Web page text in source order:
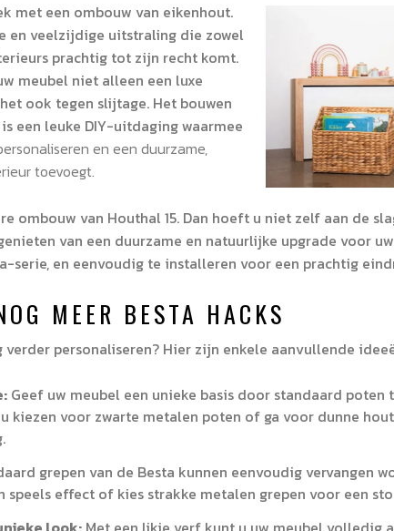
met een ombouw van eikenhout.
en veelzijdige uitstraling die zowel
prachtig tot zijn recht komt.
meubel niet alleen een luxe
ook tegen slijtage. Het bouwen
een leuke DIY-uitdaging waarmee
en een duurzame,
toevoegt.
ombouw van Houthal 15. Dan hoeft u niet zelf aan de
van een duurzame en natuurlijke upgrade voor
serie, en eenvoudig te installeren voor een prachtig
MEER BESTA HACKS
personaliseren? Hier zijn enkele aanvullende
Geef uw meubel een unieke basis door standaard poten
kiezen voor zwarte metalen poten of ga voor dunne
grepen van de Besta kunnen eenvoudig vervangen
speels effect of kies strakke metalen grepen voor een